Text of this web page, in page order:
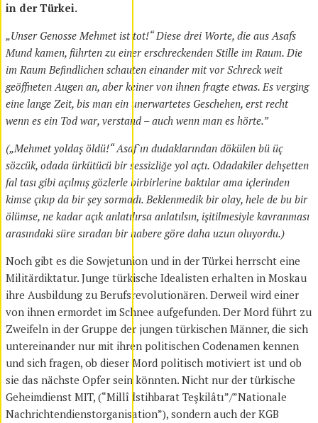
in der Türkei.
„Unser Genosse Mehmet ist tot!“ Diese drei Worte, die aus Asafs
Mund kamen, führten zu einer erschreckenden Stille im Raum. Die
im Raum Befindlichen schauten einander mit vor Schreck weit
geöffneten Augen an, aber keiner von ihnen fragte etwas. Es verging
eine lange Zeit, bis man ein unerwartetes Geschehen, erst recht
wenn es ein Tod war, verstand – auch wenn man es hörte.”
(„Mehmet yoldaș öldü!“ Asaf`ın dudaklarından dökülen bü üç
sözcük, odada ürkütücü bir sessizliǧe yol açtı. Odadakiler dehșetten
fal tası gibi açılmıș gözlerle birbirlerine baktılar ama içlerinden
kimse çıkıp da bir șey sormadı. Beklenmedik bir olay, hele de bu bir
ölümse, ne kadar açık anlatılırsa anlatılsın, işitilmesiyle kavranması
arasındaki süre sıradan bir habere göre daha uzun oluyordu.)
Noch gibt es die Sowjetunion und in der Türkei herrscht eine
Militärdiktatur. Junge türkische Idealisten erhalten in Moskau
ihre Ausbildung zu Berufsrevolutionären. Derweil wird einer
von ihnen ermordet im Schnee aufgefunden. Der Mord führt zu
Zweifeln in der Gruppe der jungen türkischen Männer, die sich
untereinander nur mit ihren politischen Codenamen kennen
und sich fragen, ob dieser Mord politisch motiviert ist und ob
sie das nächste Opfer sein könnten. Nicht nur der türkische
Geheimdienst MIT, (“Millî İstihbarat Teşkilâtı”/”Nationale
Nachrichtendienstorganisation”), sondern auch der KGB